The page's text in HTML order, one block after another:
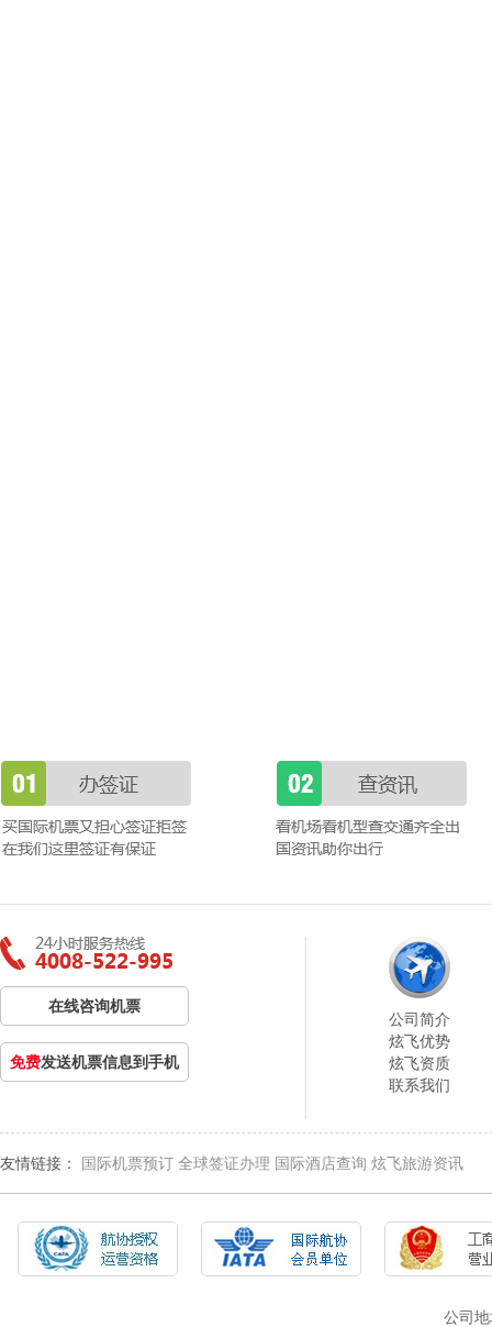
在线咨询机票
免费发送机票信息到手机
公司简介
炫飞优势
炫飞资质
联系我们
友情链接： 国际机票预订 全球签证办理 国际酒店查询 炫飞旅游资讯
公司